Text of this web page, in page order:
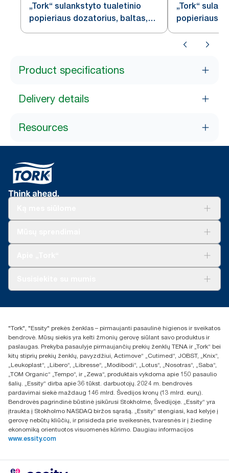
„Tork“ sulankstyto tualetinio
popieriaus dozatorius, baltas,
T3
„Tork“
popieriaus
T3
Product specifications
Delivery details
Resources
+370 5 268 3455
UAB Essity Lithuania
Naugarduko g. 98
LT-03160 Vilnius, Lietuva
"Tork", "Essity" prekės ženklas – pirmaujanti pasaulinė higienos ir sveikatos
bendrovė. Mūsų siekis yra kelti žmonių gerovę siūlant savo produktus ir
paslaugas. Prekyba pasaulyje pirmaujančių prekių ženklų TENA ir „Tork“ bei
kitų stiprių prekių ženklų, pavyzdžiui, Actimove“ „Cutimed“, JOBST, „Knix“,
„Leukoplast“, „Libero“, „Libresse“, „Modibodi“, „Lotus“, „Nosotras“, „Saba“,
„TOM Organic“ „Tempo“, ir „Zewa“, produktais vykdoma apie 150 pasaulio
šalių. „Essity“ dirba apie 36 tūkst. darbuotojų. 2024 m. bendrovės
pardavimai siekė maždaug 146 mlrd. Švedijos kronų (13 mlrd. eurų).
Bendrovės pagrindinė būstinė įsikūrusi Stokholme, Švedijoje. „Essity“ yra
įtraukta į Stokholmo NASDAQ biržos sąrašą. „Essity“ stengiasi, kad kelyje į
gerovę nebūtų kliūčių, ir prisideda prie sveikesnės, tvaresnės ir į žiedinę
ekonomiką orientuotos visuomenės kūrimo. Daugiau informacijos
www.essity.com